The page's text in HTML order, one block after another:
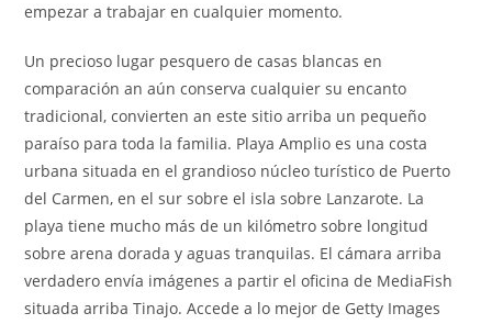
empezar a trabajar en cualquier momento.
Un precioso lugar pesquero de casas blancas en
comparación an aún conserva cualquier su encanto
tradicional, convierten an este sitio arriba un pequeño
paraíso para toda la familia. Playa Amplio es una costa
urbana situada en el grandioso núcleo turístico de Puerto
del Carmen, en el sur sobre el isla sobre Lanzarote. La
playa tiene mucho más de un kilómetro sobre longitud
sobre arena dorada y aguas tranquilas. El cámara arriba
verdadero envía imágenes a partir el oficina de MediaFish
situada arriba Tinajo. Accede a lo mejor de Getty Images